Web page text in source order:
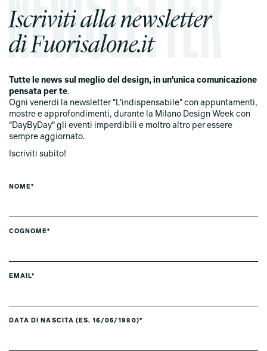
Iscriviti alla newsletter
di Fuorisalone.it
Tutte le news sul meglio del design, in un'unica comunicazione
pensata per te.
Ogni venerdi la newsletter "L'indispensabile" con appuntamenti,
mostre e approfondimenti, durante la Milano Design Week con
"DayByDay" gli eventi imperdibili e moltro altro per essere
sempre aggiornato.
Iscriviti subito!
NOME*
COGNOME*
EMAIL*
DATA DI NASCITA (ES. 16/05/1980)*